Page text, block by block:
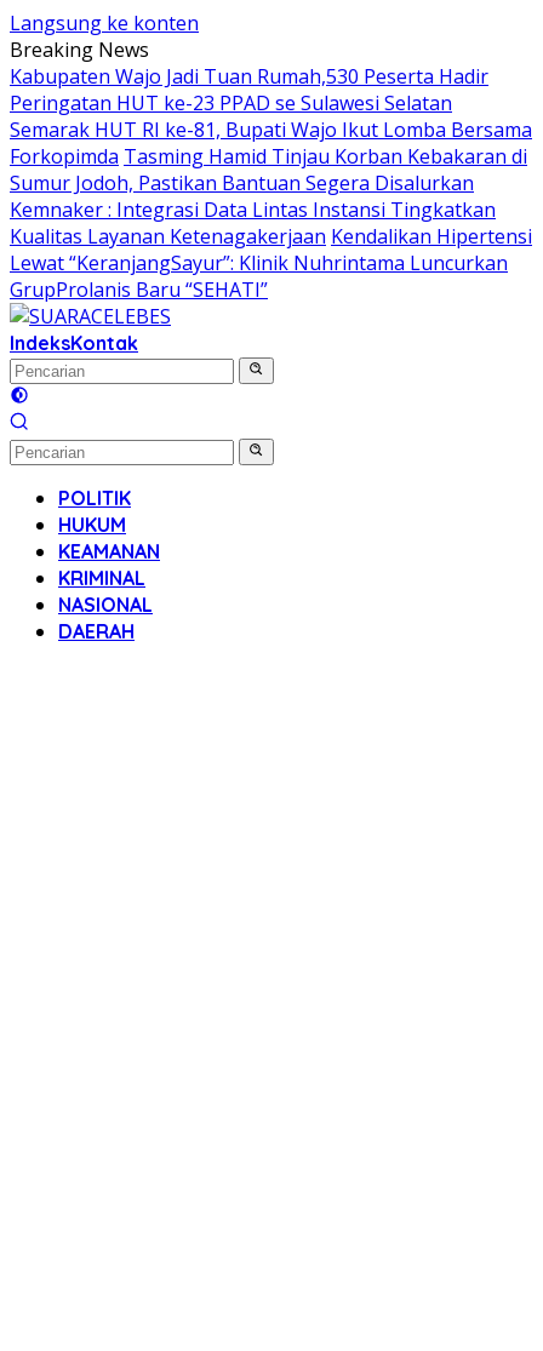
Langsung ke konten
Breaking News
Kabupaten Wajo Jadi Tuan Rumah,530 Peserta Hadir
Peringatan HUT ke-23 PPAD se Sulawesi Selatan
Semarak HUT RI ke-81, Bupati Wajo Ikut Lomba Bersama
Forkopimda Tasming Hamid Tinjau Korban Kebakaran di
Sumur Jodoh, Pastikan Bantuan Segera Disalurkan
Kemnaker : Integrasi Data Lintas Instansi Tingkatkan
Kualitas Layanan Ketenagakerjaan Kendalikan Hipertensi
Lewat “KeranjangSayur”: Klinik Nuhrintama Luncurkan
GrupProlanis Baru “SEHATI”
IndeksKontak
POLITIK
HUKUM
KEAMANAN
KRIMINAL
NASIONAL
DAERAH